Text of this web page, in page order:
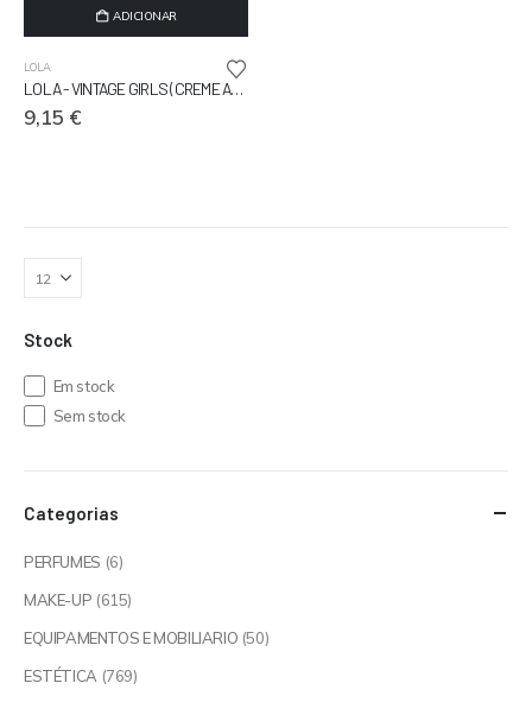
ADICIONAR
LOLA
LOLA - VINTAGE GIRLS (CREME ALISANTE) 100G
9,15 €
Stock
Em stock
Sem stock
Categorias
PERFUMES (6)
MAKE-UP (615)
EQUIPAMENTOS E MOBILIARIO (50)
ESTÉTICA (769)